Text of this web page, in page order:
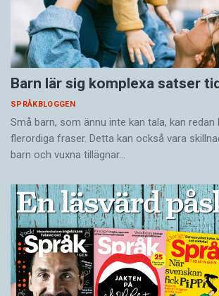
Barn lär sig komplexa satser
SPRÅKBLOGGEN
Små barn, som ännu inte kan tala, kan redan
flerordiga fraser. Detta kan också vara
barn och vuxna tillägnar…